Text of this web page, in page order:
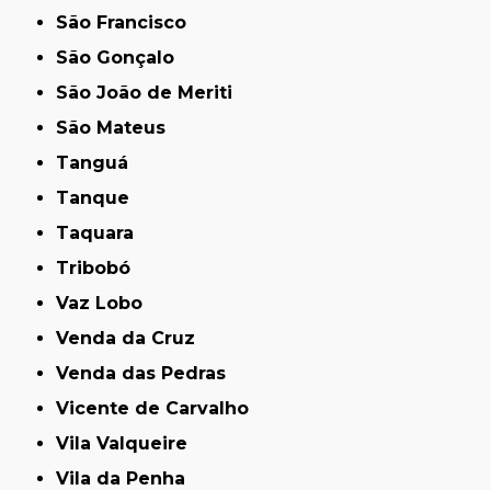
São Francisco
São Gonçalo
São João de Meriti
São Mateus
Tanguá
Tanque
Taquara
Tribobó
Vaz Lobo
Venda da Cruz
Venda das Pedras
Vicente de Carvalho
Vila Valqueire
Vila da Penha